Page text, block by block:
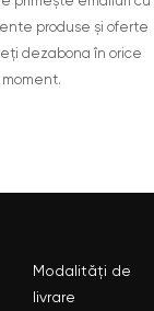
produse și oferte
dezabona în orice
moment.
Modalități de
livrare